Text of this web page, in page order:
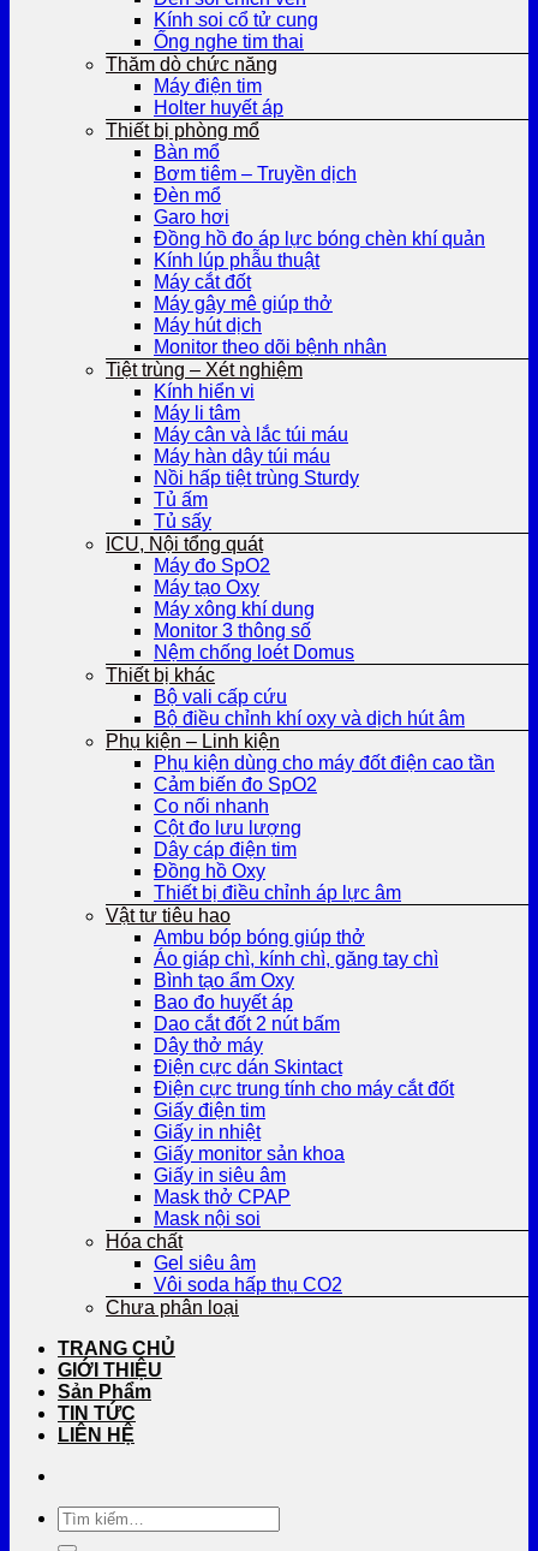
Kính soi cổ tử cung
Ống nghe tim thai
Thăm dò chức năng
Máy điện tim
Holter huyết áp
Thiết bị phòng mổ
Bàn mổ
Bơm tiêm – Truyền dịch
Đèn mổ
Garo hơi
Đồng hồ đo áp lực bóng chèn khí quản
Kính lúp phẫu thuật
Máy cắt đốt
Máy gây mê giúp thở
Máy hút dịch
Monitor theo dõi bệnh nhân
Tiệt trùng – Xét nghiệm
Kính hiển vi
Máy li tâm
Máy cân và lắc túi máu
Máy hàn dây túi máu
Nồi hấp tiệt trùng Sturdy
Tủ ấm
Tủ sấy
ICU, Nội tổng quát
Máy đo SpO2
Máy tạo Oxy
Máy xông khí dung
Monitor 3 thông số
Nệm chống loét Domus
Thiết bị khác
Bộ vali cấp cứu
Bộ điều chỉnh khí oxy và dịch hút âm
Phụ kiện – Linh kiện
Phụ kiện dùng cho máy đốt điện cao tần
Cảm biến đo SpO2
Co nối nhanh
Cột đo lưu lượng
Dây cáp điện tim
Đồng hồ Oxy
Thiết bị điều chỉnh áp lực âm
Vật tư tiêu hao
Ambu bóp bóng giúp thở
Áo giáp chì, kính chì, găng tay chì
Bình tạo ẩm Oxy
Bao đo huyết áp
Dao cắt đốt 2 nút bấm
Dây thở máy
Điện cực dán Skintact
Điện cực trung tính cho máy cắt đốt
Giấy điện tim
Giấy in nhiệt
Giấy monitor sản khoa
Giấy in siêu âm
Mask thở CPAP
Mask nội soi
Hóa chất
Gel siêu âm
Vôi soda hấp thụ CO2
Chưa phân loại
TRANG CHỦ
GIỚI THIỆU
Sản Phẩm
TIN TỨC
LIÊN HỆ
Tìm
kiếm: